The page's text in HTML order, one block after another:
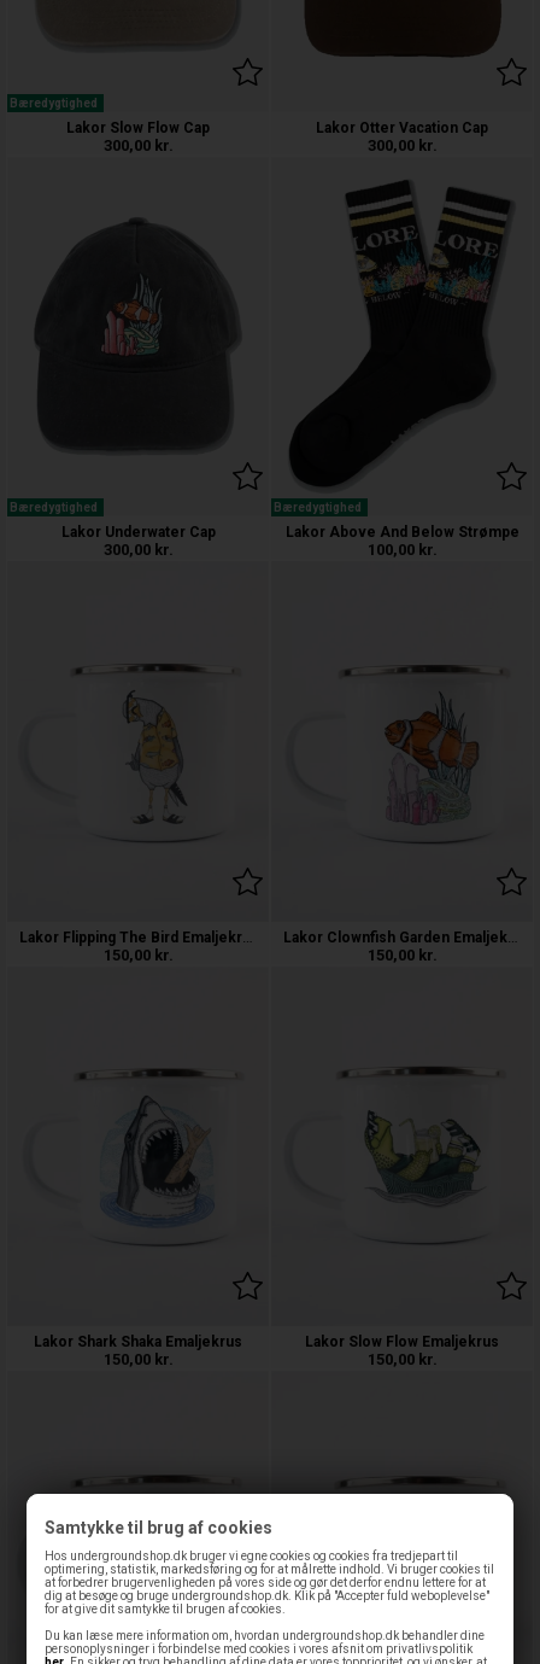
Samtykke til brug af cookies
Hos undergroundshop.dk bruger vi egne cookies og cookies fra tredjepart til
optimering, statistik, markedsføring og for at målrette indhold. Vi bruger cookies til
at forbedrer brugervenligheden på vores side og gør det derfor endnu lettere for at
dig at besøge og bruge undergroundshop.dk. Klik på "Accepter fuld weboplevelse"
for at give dit samtykke til brugen af cookies.
Du kan læse mere information om, hvordan undergroundshop.dk behandler dine
personoplysninger i forbindelse med cookies i vores afsnit om privatlivspolitik
Bæredygtighed
Lakor Slow Flow Cap
300,00 kr.
Lakor Otter Vacation Cap
300,00 kr.
Bæredygtighed
Lakor Underwater Cap
300,00 kr.
Bæredygtighed
Lakor Above And Below Strømpe
100,00 kr.
150,00 kr.
150,00 kr.
Lakor Shark Shaka Emaljekrus
150,00 kr.
Lakor Slow Flow Emaljekrus
150,00 kr.